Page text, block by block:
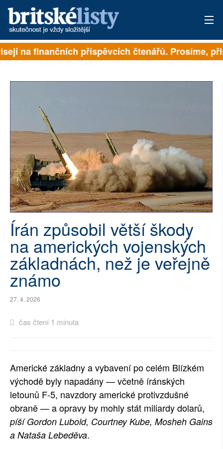
PŘIHLÁSIT
ROZHOVORY
TÉMATA
NEJČTENĚJŠÍ ZA 7 DNÍ
AUTOŘI
PŘÍSPĚVKY NA PROVOZ
SOCIÁLNÍ SÍTĚ
RUBRIKY
PLNÁ VERZE STRÁNEK
na finančních příspěvcích čtenářů. Prosíme,
Írán způsobil větší škody
na amerických vojenských
základnách, než je veřejně
známo
27. 4. 2026
čas čtení 1 minuta
Americké základny a vybavení po celém Blízkém
východě byly napadány — včetně íránských
letounů F-5, navzdory americké protivzdušné
obraně — a opravy by mohly stát miliardy dolarů,
píší Gordon Lubold, Courtney Kube, Mosheh Gains
a Nataša Lebeděva.